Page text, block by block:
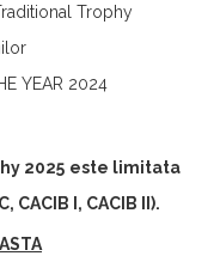
Trophy
YEAR 2024
2025 este limitata
CACIB I, CACIB II).